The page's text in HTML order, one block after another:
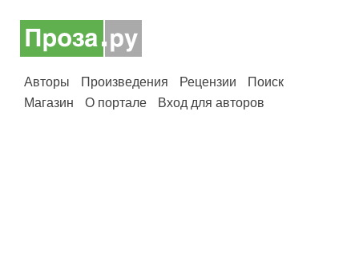
Авторы Произведения Рецензии
Поиск
Магазин
О портале Вход для авторов